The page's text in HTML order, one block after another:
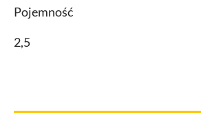
Pojemność
2,5